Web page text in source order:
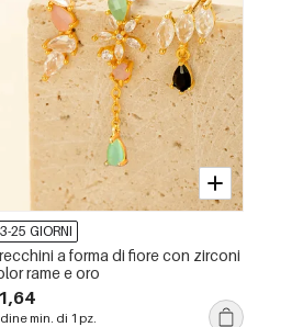
25 GIORNI
a forma di fiore con zirconi
rame e oro
min. di 1 pz.